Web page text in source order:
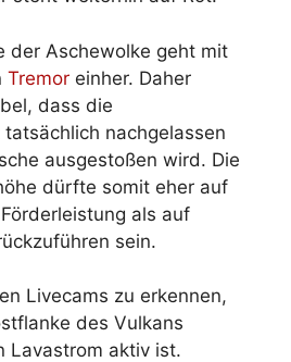
der Aschewolke geht mit
Tremor einher. Daher
dass die
nachgelassen
ausgestoßen wird. Die
dürfte somit eher auf
als auf
sein.
Livecams zu erkennen,
des Vulkans
Lavastrom aktiv ist.